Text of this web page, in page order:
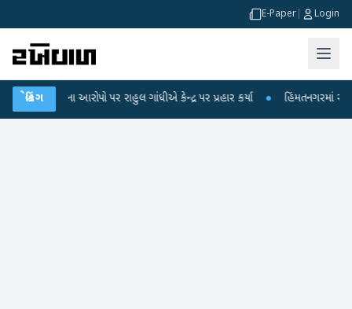
E-Paper Login
બ્રેકિંગ
લીકના આરોપો પર રાહુલ ગાંધીએ કેન્દ્ર પર પ્રહાર કર્યા ● હિંમતનગરમાં રહસ્યમય